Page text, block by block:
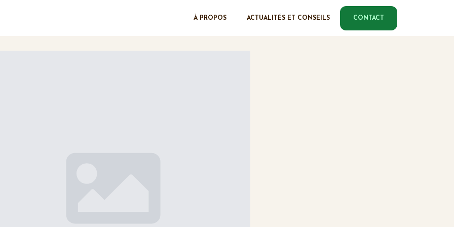
À PROPOS ACTUALITÉS ET CONSEILS CONTACT